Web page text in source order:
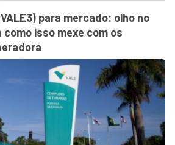
para mercado: olho no
isso mexe com os